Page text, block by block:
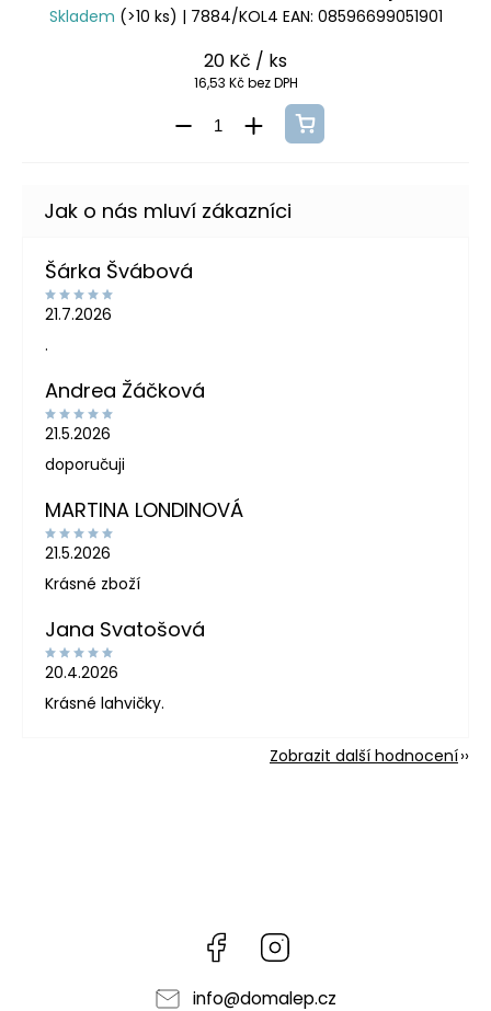
Skladem (>10 ks) | 7884/KOL4 EAN: 08596699051901
20 Kč / ks
16,53 Kč bez DPH
Šárka Švábová
21.7.2026
.
Andrea Žáčková
21.5.2026
doporučuji
MARTINA LONDINOVÁ
21.5.2026
Krásné zboží
Jana Svatošová
20.4.2026
Krásné lahvičky.
Zobrazit další hodnocení
Facebook
info@domalep.cz